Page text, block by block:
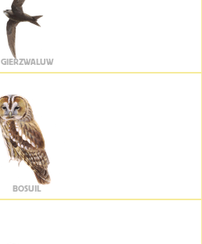
GIERZWALUW
BOSUIL